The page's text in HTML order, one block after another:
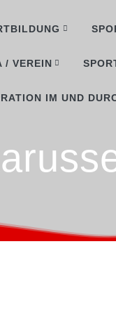
/ VEREIN
IM UND